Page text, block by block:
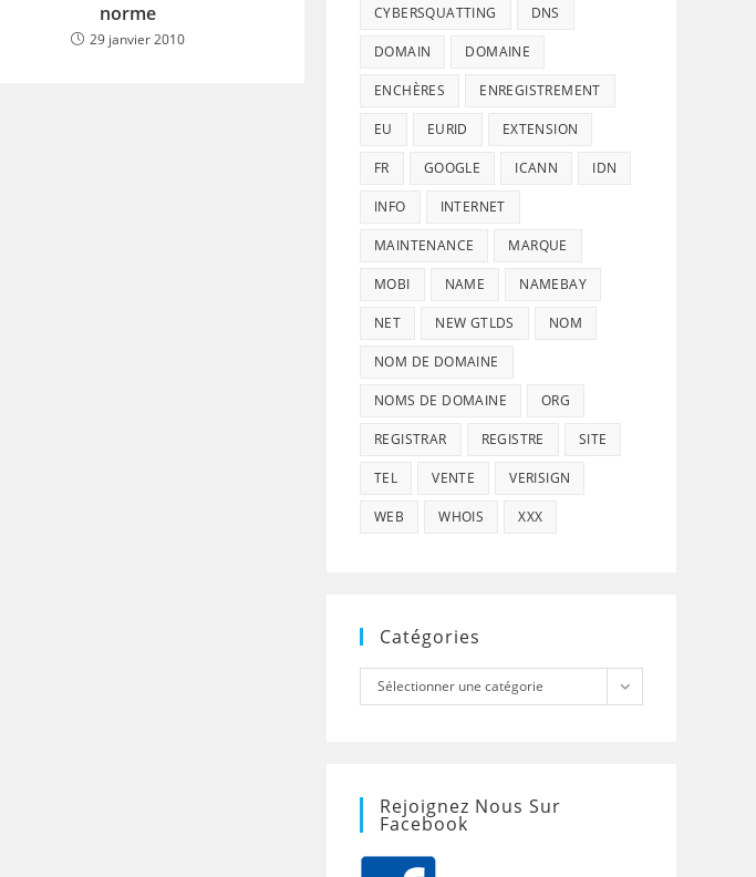
norme
29 janvier 2010
CYBERSQUATTING DNS
DOMAIN DOMAINE
ENCHÈRES ENREGISTREMENT
EU EURID EXTENSION
FR GOOGLE ICANN IDN
INFO INTERNET
MAINTENANCE MARQUE
MOBI NAME NAMEBAY
NET NEW GTLDS NOM
NOM DE DOMAINE
NOMS DE DOMAINE ORG
REGISTRAR REGISTRE SITE
TEL VENTE VERISIGN
WEB WHOIS XXX
Catégories
Catégories
Sélectionner une catégorie
Rejoignez Nous Sur
Facebook